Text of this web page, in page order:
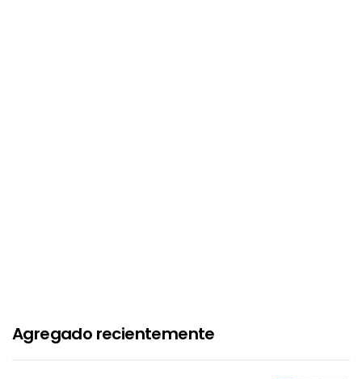
Agregado recientemente